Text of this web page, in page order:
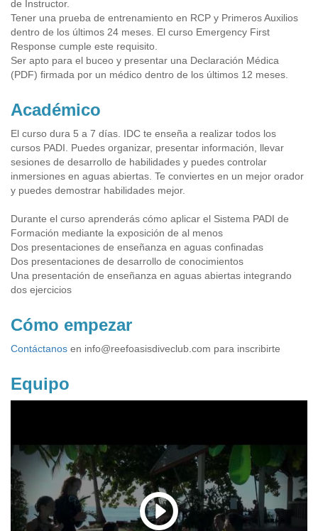
de Instructor.
Tener una prueba de entrenamiento en RCP y Primeros Auxilios
dentro de los últimos 24 meses. El curso Emergency First
Response cumple este requisito.
Ser apto para el buceo y presentar una Declaración Médica
(PDF) firmada por un médico dentro de los últimos 12 meses.
Académico
El curso dura 5 a 7 días. IDC te enseña a realizar todos los
cursos PADI. Puedes organizar, presentar información, llevar
sesiones de desarrollo de habilidades y puedes controlar
inmersiones en aguas abiertas. Te conviertes en un mejor orador
y puedes demostrar habilidades mejor.
Durante el curso aprenderás cómo aplicar el Sistema PADI de
Formación mediante la exposición de al menos
Dos presentaciones de enseñanza en aguas confinadas
Dos presentaciones de desarrollo de conocimientos
Una presentación de enseñanza en aguas abiertas integrando
dos ejercicios
Cómo empezar
Contáctanos en info@reefoasisdiveclub.com para inscribirte
Equipo